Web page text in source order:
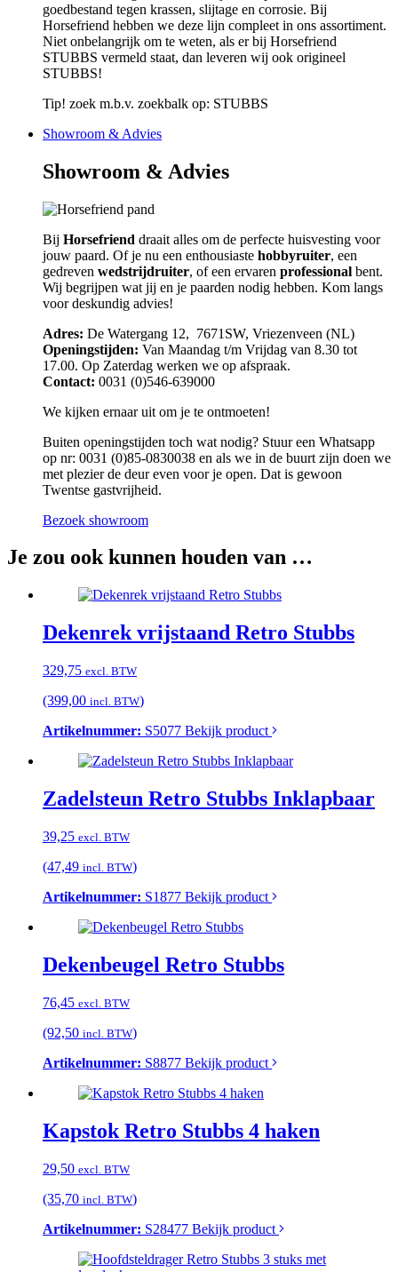
goedbestand tegen krassen, slijtage en corrosie. Bij
Horsefriend hebben we deze lijn compleet in ons assortiment.
Niet onbelangrijk om te weten, als er bij Horsefriend
STUBBS vermeld staat, dan leveren wij ook origineel
STUBBS!
Tip! zoek m.b.v. zoekbalk op: STUBBS
Showroom & Advies
Showroom & Advies
Bij Horsefriend draait alles om de perfecte huisvesting voor
jouw paard. Of je nu een enthousiaste hobbyruiter, een
gedreven wedstrijdruiter, of een ervaren professional bent.
Wij begrijpen wat jij en je paarden nodig hebben. Kom langs
voor deskundig advies!
Adres: De Watergang 12, 7671SW, Vriezenveen (NL)
Openingstijden: Van Maandag t/m Vrijdag van 8.30 tot
17.00. Op Zaterdag werken we op afspraak.
Contact: 0031 (0)546-639000
We kijken ernaar uit om je te ontmoeten!
Buiten openingstijden toch wat nodig? Stuur een Whatsapp
op nr: 0031 (0)85-0830038 en als we in de buurt zijn doen we
met plezier de deur even voor je open. Dat is gewoon
Twentse gastvrijheid.
Bezoek showroom
Je zou ook kunnen houden van …
Dekenrek vrijstaand Retro Stubbs
329,75 excl. BTW
(399,00 incl. BTW)
Artikelnummer: S5077 Bekijk product
Zadelsteun Retro Stubbs Inklapbaar
39,25 excl. BTW
(47,49 incl. BTW)
Artikelnummer: S1877 Bekijk product
Dekenbeugel Retro Stubbs
76,45 excl. BTW
(92,50 incl. BTW)
Artikelnummer: S8877 Bekijk product
Kapstok Retro Stubbs 4 haken
29,50 excl. BTW
(35,70 incl. BTW)
Artikelnummer: S28477 Bekijk product